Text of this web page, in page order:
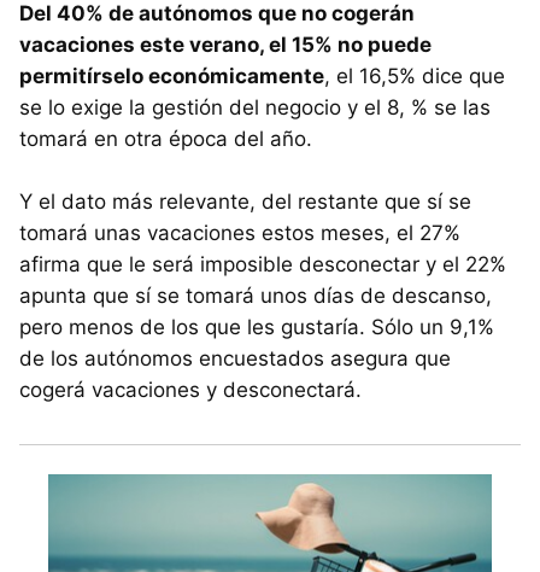
Del 40% de autónomos que no cogerán
vacaciones este verano, el 15% no puede
permitírselo económicamente, el 16,5% dice que
se lo exige la gestión del negocio y el 8, % se las
tomará en otra época del año.
Y el dato más relevante, del restante que sí se
tomará unas vacaciones estos meses, el 27%
afirma que le será imposible desconectar y el 22%
apunta que sí se tomará unos días de descanso,
pero menos de los que les gustaría. Sólo un 9,1%
de los autónomos encuestados asegura que
cogerá vacaciones y desconectará.